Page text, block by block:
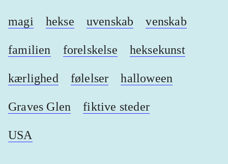
magi hekse uvenskab venskab
familien forelskelse heksekunst
kærlighed følelser halloween
Graves Glen fiktive steder
USA